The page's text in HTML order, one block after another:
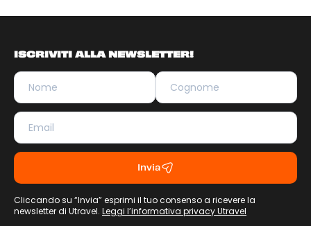
ISCRIVITI ALLA NEWSLETTER!
Invia
Cliccando su “Invia” esprimi il tuo consenso a ricevere la
newsletter di Utravel. Leggi l’informativa privacy Utravel